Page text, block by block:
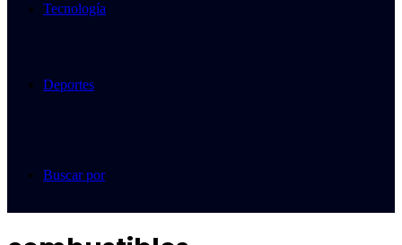
Tecnología
Deportes
Buscar por